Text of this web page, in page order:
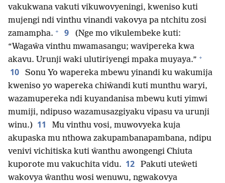
vakukwana vakuti vikuwovyeningi, kweniso kuti
mujengi ndi vinthu vinandi vakovya pa ntchitu zosi
zamampha. + 9
(Nge mo vikulembeke kuti:
“Wagaŵa vinthu mwamasangu; wavipereka kwa
akavu. Urunji waki ulutiriyengi mpaka muyaya.” +
10
Sonu Yo wapereka mbewu yinandi ku wakumija
kweniso yo wapereka chiŵandi kuti munthu waryi,
wazamupereka ndi kuyandanisa mbewu kuti yimwi
mumiji, ndipuso wazamusazgiyaku vipasu va urunji
winu.) 11
Mu vinthu vosi, muwovyeka kuja
akupaska mu nthowa zakupambanapambana, ndipu
venivi vichitiska kuti ŵanthu awongengi Chiuta
kuporote mu vakuchita vidu. 12
Pakuti uteŵeti
wakovya ŵanthu wosi wenuwu, ngwakovya